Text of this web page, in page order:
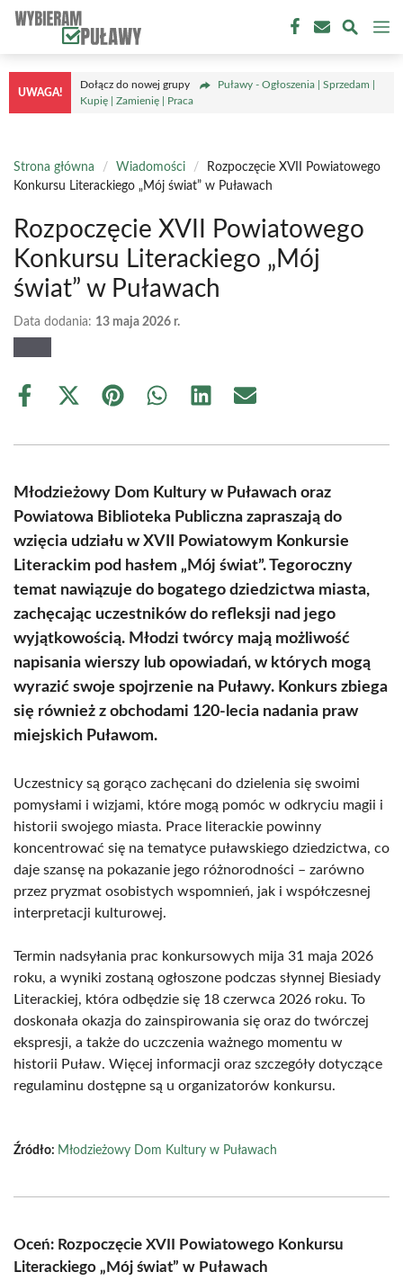
Przejdź
treści
UWAGA!
Dołącz do nowej grupy
Puławy - Ogłoszenia | Sprzedam |
Kupię | Zamienię | Praca
Strona główna / Wiadomości /
Rozpoczęcie XVII Powiatowego
Konkursu Literackiego „Mój świat” w Puławach
Rozpoczęcie XVII Powiatowego
Konkursu Literackiego „Mój
świat” w Puławach
Data dodania: 13 maja 2026 r.
Share
Share
(Twitter)
Share Share Share Share
Młodzieżowy Dom Kultury w Puławach oraz
Powiatowa Biblioteka Publiczna zapraszają do
wzięcia udziału w XVII Powiatowym Konkursie
Literackim pod hasłem „Mój świat”. Tegoroczny
temat nawiązuje do bogatego dziedzictwa miasta,
zachęcając uczestników do refleksji nad jego
wyjątkowością. Młodzi twórcy mają możliwość
napisania wierszy lub opowiadań, w których mogą
wyrazić swoje spojrzenie na Puławy. Konkurs zbiega
się również z obchodami 120-lecia nadania praw
miejskich Puławom.
Uczestnicy są gorąco zachęcani do dzielenia się swoimi
pomysłami i wizjami, które mogą pomóc w odkryciu magii i
historii swojego miasta. Prace literackie powinny
koncentrować się na tematyce puławskiego dziedzictwa, co
daje szansę na pokazanie jego różnorodności – zarówno
przez pryzmat osobistych wspomnień, jak i współczesnej
interpretacji kulturowej.
Termin nadsyłania prac konkursowych mija 31 maja 2026
roku, a wyniki zostaną ogłoszone podczas słynnej Biesiady
Literackiej, która odbędzie się 18 czerwca 2026 roku. To
doskonała okazja do zainspirowania się oraz do twórczej
ekspresji, a także do uczczenia ważnego momentu w
historii Puław. Więcej informacji oraz szczegóły dotyczące
regulaminu dostępne są u organizatorów konkursu.
Źródło: Młodzieżowy Dom Kultury w Puławach
Oceń: Rozpoczęcie XVII Powiatowego Konkursu
Literackiego „Mój świat” w Puławach